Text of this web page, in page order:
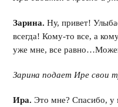
Зарина. Ну, привет!
всегда! Кому-то все, а
уже мне, все
Зарина подает Ире свои
Ира. Это мне? Спасибо, у